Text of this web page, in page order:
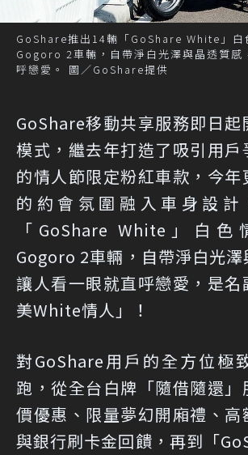
GoShare推出14輛「GoShare White」白
Gogoro 2車輛，自帶淨白光澤與晶透質感
呼戀愛。 圖／GoShare提供
GoShare移動共享服務即日起
模式，繼去年打造了吸引用戶
的情人節限定粉紅車款，今年
的約會氛圍融入車身設計
「GoShare White」白
Gogoro 2車輛，自帶淨白光澤
讓人看一眼就直呼戀愛，是名
美White情人」！
對GoShare用戶的全方位極
跑，從全台白牌「隨借隨還」
價優惠、限量夢幻開廂禮、高
與銀行刷卡金回饋，再到「